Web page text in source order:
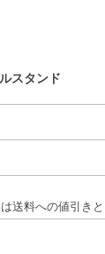
スタンド
送料への値引きと